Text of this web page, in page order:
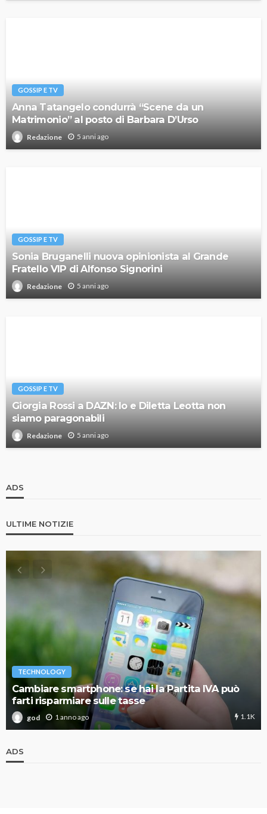
GOSSIP E TV
Anna Tatangelo condurrà “Scene da un
Matrimonio” al posto di Barbara D’Urso
Redazione 5 anni ago
GOSSIP E TV
Sonia Bruganelli nuova opinionista al Grande
Fratello VIP di Alfonso Signorini
Redazione 5 anni ago
GOSSIP E TV
Giorgia Rossi a DAZN: Io e Diletta Leotta non
siamo paragonabili
Redazione 5 anni ago
ADS
ULTIME NOTIZIE
TECHNOLOGY
Cambiare smartphone: se hai la Partita IVA può
farti risparmiare sulle tasse
god 1 anno ago 1.1K
ADS